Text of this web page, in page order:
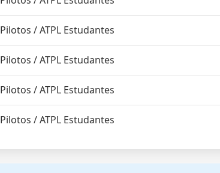
Pilotos / ATPL Estudantes
Pilotos / ATPL Estudantes
Pilotos / ATPL Estudantes
Pilotos / ATPL Estudantes